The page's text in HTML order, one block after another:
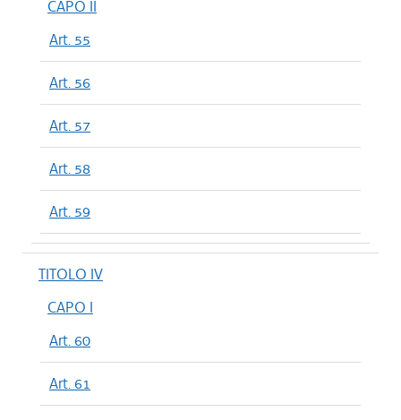
CAPO II
Art. 55
Art. 56
Art. 57
Art. 58
Art. 59
TITOLO IV
CAPO I
Art. 60
Art. 61